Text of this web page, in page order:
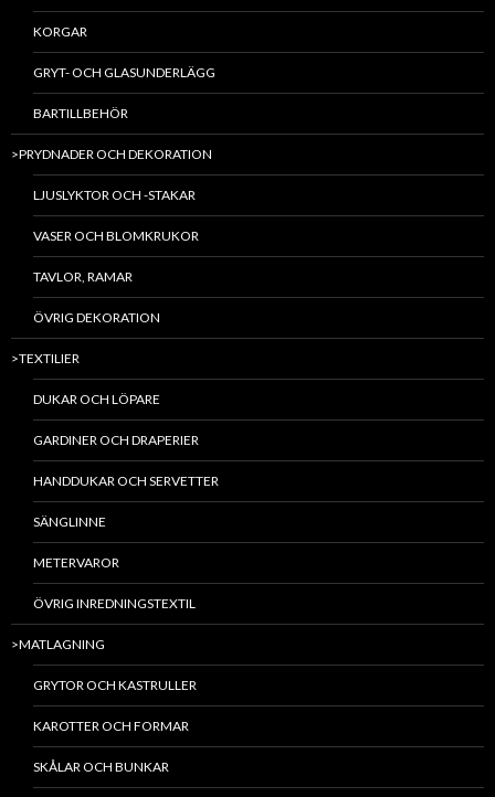
KORGAR
GRYT- OCH GLASUNDERLÄGG
BARTILLBEHÖR
>PRYDNADER OCH DEKORATION
LJUSLYKTOR OCH -STAKAR
VASER OCH BLOMKRUKOR
TAVLOR, RAMAR
ÖVRIG DEKORATION
>TEXTILIER
DUKAR OCH LÖPARE
GARDINER OCH DRAPERIER
HANDDUKAR OCH SERVETTER
SÄNGLINNE
METERVAROR
ÖVRIG INREDNINGSTEXTIL
>MATLAGNING
GRYTOR OCH KASTRULLER
KAROTTER OCH FORMAR
SKÅLAR OCH BUNKAR